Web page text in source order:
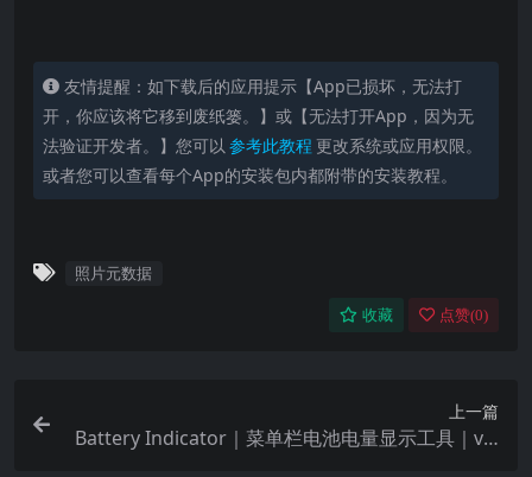
友情提醒：如下载后的应用提示【App已损坏，无法打
开，你应该将它移到废纸篓。】或【无法打开App，因为无
法验证开发者。】您可以 参考此教程 更改系统或应用权限。
或者您可以查看每个App的安装包内都附带的安装教程。
照片元数据
收藏 点赞(0)
上一篇
Battery Indicator｜菜单栏电池电量显示工具｜v2.